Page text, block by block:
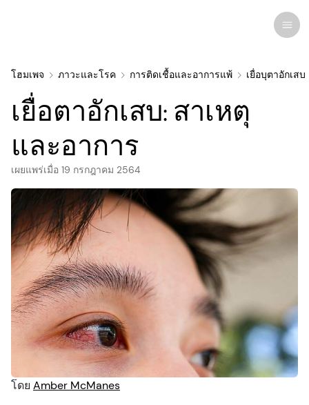
โรคตาทุกชนิด
ที่เกี่ยวข้อง
โรคคอมพิวเตอร์วิชั่นซินโดรม
การติดเชื้อและอาการแพ้
อาการบาดเจ็บที่ดวงตา
อาการ
ผลิตภัณฑ์ดูแลดวงตาเพื่อความงาม
กายวิภาคของดวงตา
จักษุแพทย์
ยาหยอดตา
ตรวจสายตา
สุขภาพการมองเห็น
ยาและเวชภัณฑ์
การรักษา
การบำบัดการมองเห็น
ศัลยกรรมสายตา
คอนแทคเลนส์
แว่นตา
แว่นกันแดด
ความเชี่ยวชาญ
การทำนุบำรุง
ความสนใจของมนุษย์
อินโฟกราฟิค
ข่าว
จดหมายข่าว
พอดแคสต์
แบบทดสอบ
ภาวะและโรค
การดูแลดวงตา
การรักษาและการผ่าตัด
แว่นตา
ทรัพยากร
การวิจัยล่าสุด
โฮมเพจ ภาวะและโรค การติดเชื้อและอาการแพ้ เยื่อบุตาอักเสบ
เยื่อตาอักเสบ: สาเหตุ
และอาการ
เผยแพร่เมื่อ 19 กรกฎาคม 2564
โดย Amber McManes